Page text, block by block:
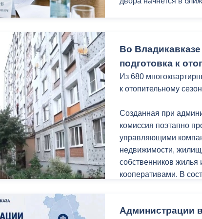
поскольку дом в
Выяснилось, что дом
многоквартирных
декабря 2030 года.
Ирина Потапенко
установке
рассмотрения
необходимый пакет
Также на приеме
субсидии на
Во
подготовка к
Из 680
к отопительному
Созданная при
комиссия поэтапно
управляющими
недвижимости,
собственников
кооперативами. В
надзора и ГУП
Администрации